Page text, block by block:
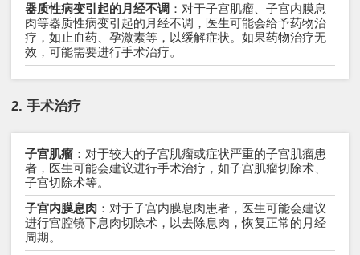
器质性病变引起的月经不调 ：对于子宫肌瘤、子宫内膜息
肉等器质性病变引起的月经不调，医生可能会给予药物治
疗，如止血药、孕激素等，以缓解症状。如果药物治疗无
效，可能需要进行手术治疗。
2. 手术治疗
子宫肌瘤：对于较大的子宫肌瘤或症状严重的子宫肌瘤患
者，医生可能会建议进行手术治疗，如子宫肌瘤切除术、
子宫切除术等。
子宫内膜息肉：对于子宫内膜息肉患者，医生可能会建议
进行宫腔镜下息肉切除术，以去除息肉，恢复正常的月经
周期。